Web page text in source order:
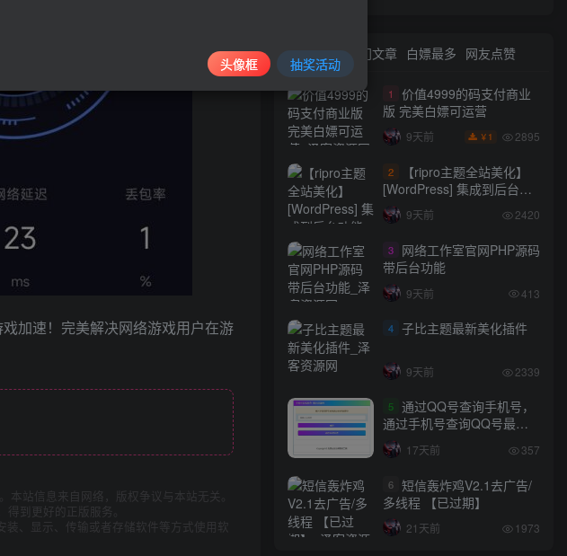
加速！完美解决网络游戏用户在游
站信息来自网络，版权争议与本站无关。
到更好的正版服务。
、显示、传输或者存储软件等方式使用软
热门文章 白嫖最多 网友点赞
1
价值4999的码支付商业
版 完美白嫖可运营
9天前 ￥ 1 2895
2
【ripro主题全站美化】
[WordPress] 集成到后台功
能的全站美化包
WordPress…
9天前 2420
3
网络工作室官网PHP源码
带后台功能
9天前 413
4 子比主题最新美化插件
9天前 2339
5 通过QQ号查询手机号，
通过手机号查询QQ号最新
网站源码
17天前 357
6 短信轰炸鸡V2.1去广告/
多线程 【已过期】
21天前 1973
头像框 抽奖活动